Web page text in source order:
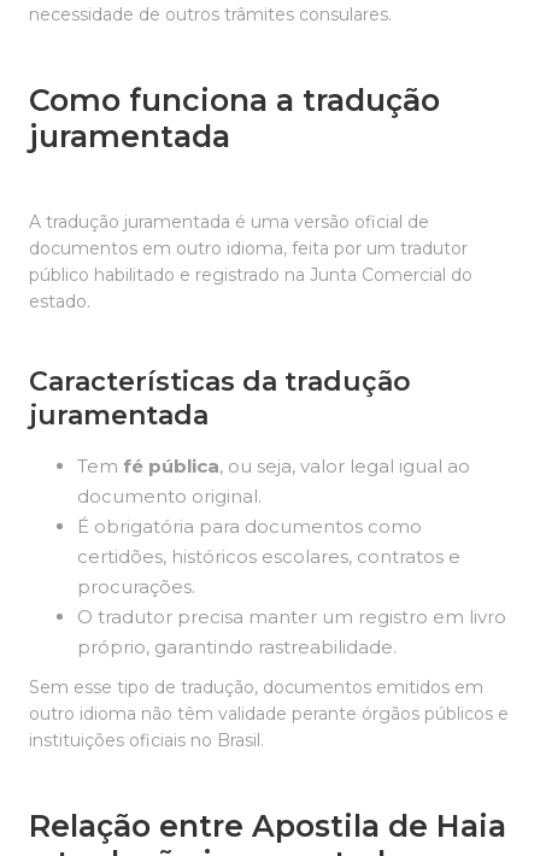
necessidade de outros trâmites consulares.
Como funciona a tradução
juramentada
A tradução juramentada é uma versão oficial de
documentos em outro idioma, feita por um tradutor
público habilitado e registrado na Junta Comercial do
estado.
Características da tradução
juramentada
Tem fé pública, ou seja, valor legal igual ao
documento original.
É obrigatória para documentos como
certidões, históricos escolares, contratos e
procurações.
O tradutor precisa manter um registro em livro
próprio, garantindo rastreabilidade.
Sem esse tipo de tradução, documentos emitidos em
outro idioma não têm validade perante órgãos públicos e
instituições oficiais no Brasil.
Relação entre Apostila de Haia